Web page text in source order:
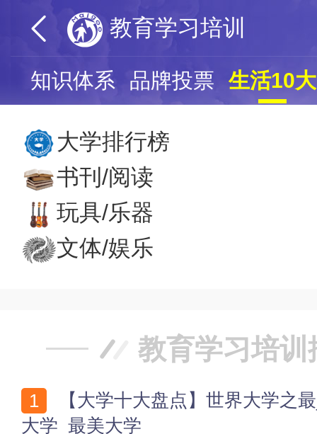
教育学习培训
知识体系 品牌投票 生活10大
大学排行榜
书刊/阅读
玩具/乐器
文体/娱乐
教育学习培训
大学_最美大学